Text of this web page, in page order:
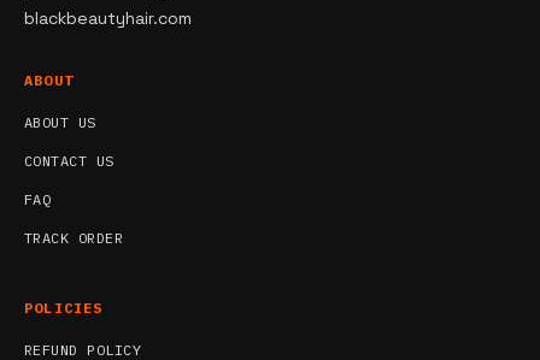
blackbeautyhair.com
ABOUT
ABOUT US
CONTACT US
FAQ
TRACK ORDER
POLICIES
REFUND POLICY